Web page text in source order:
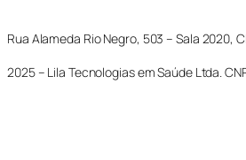
Rua Alameda Rio Negro, 503 – Sala 2020,
2025 – Lila Tecnologias em Saúde Ltda.